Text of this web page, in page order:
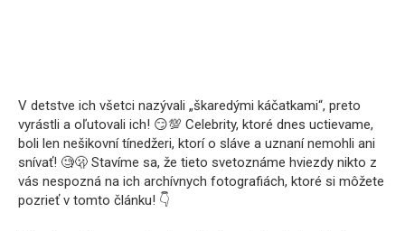
V detstve ich všetci nazývali „škaredými káčatkami“, preto
vyrástli a oľutovali ich! 😏💯 Celebrity, ktoré dnes uctievame,
boli len nešikovní tínedžeri, ktorí o sláve a uznaní nemohli ani
snívať! 🧐🫢 Stavíme sa, že tieto svetoznáme hviezdy nikto z
vás nespozná na ich archívnych fotografiách, ktoré si môžete
pozrieť v tomto článku! 👇